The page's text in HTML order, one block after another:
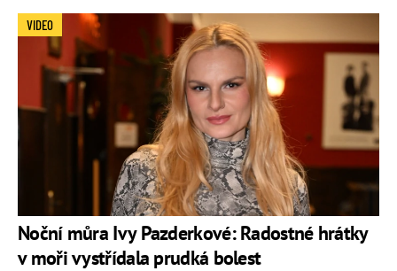
Noční můra Ivy Pazderkové: Radostné hrátky
v moři vystřídala prudká bolest
VIDEO